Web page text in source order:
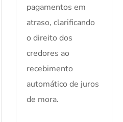
pagamentos em
atraso, clarificando
o direito dos
credores ao
recebimento
automático de juros
de mora.